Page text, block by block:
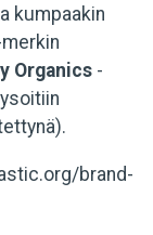
kumpaakin
Organics -
brand-